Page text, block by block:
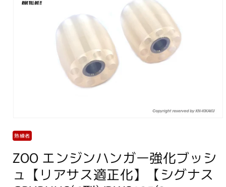
ー
ダ
で
デ
ィ
熟練者
ZOO エンジンハンガー強化ブッシ
ュ【リアサス適正化】【シグナス